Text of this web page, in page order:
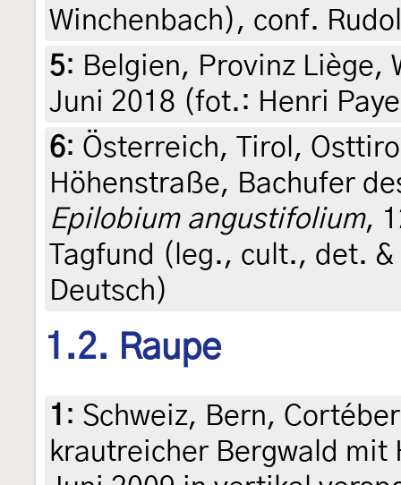
Winchenbach), conf.
5: Belgien, Provinz Liège,
Juni 2018 (fot.: Henri
6: Österreich, Tirol,
Höhenstraße, Bachufer
Epilobium angustifolium,
Tagfund (leg., cult., det.
Deutsch)
1.2. Raupe
1 : Schweiz, Bern,
krautreicher Bergwald